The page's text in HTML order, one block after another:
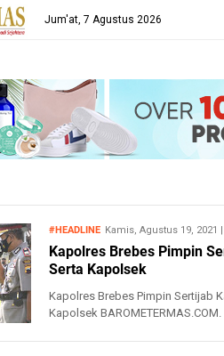
Jum'at, 7 Agustus 2026
#HEADLINE Kamis, Agustus 19, 2021
8/19/2021
Kapolres Brebes Pimpin
Serta Kapolsek
Kapolres Brebes Pimpin Sertijab
Kapolsek